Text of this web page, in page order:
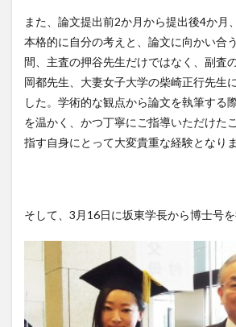
また、論文提出前2か月から提出後4か月
本格的に自分の考えと、論文に向かい合
間、主査の押谷先生だけではなく、副査
岡都先生、大妻女子大学の柴崎正行先生
した。学術的な観点から論文を執筆する
を温かく、かつ丁寧にご指導いただけた
指す自身にとって大変貴重な経験となりま
そして、3月16日に坂東学長から博士号